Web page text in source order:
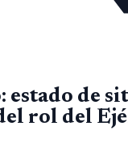
estado de
rol del